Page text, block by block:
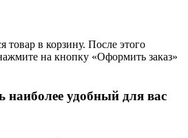
товар в корзину. После этого
на кнопку «Оформить заказ»
удобный для вас